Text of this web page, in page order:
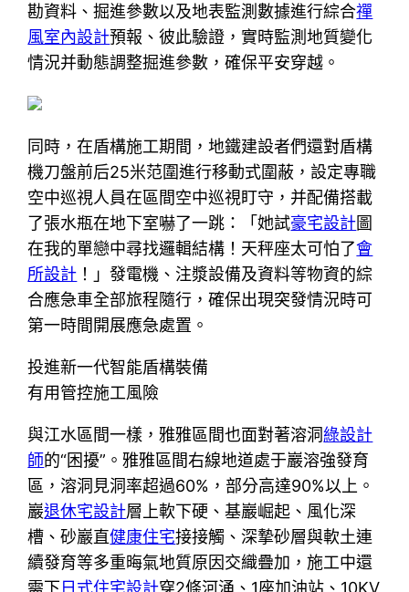
勘資料、掘進參數以及地表監測數據進行綜合禪
風室內設計預報、彼此驗證，實時監測地質變化
情況并動態調整掘進參數，確保平安穿越。
同時，在盾構施工期間，地鐵建設者們還對盾構
機刀盤前后25米范圍進行移動式圍蔽，設定專職
空中巡視人員在區間空中巡視盯守，并配備搭載
了張水瓶在地下室嚇了一跳：「她試豪宅設計圖
在我的單戀中尋找邏輯結構！天秤座太可怕了會
所設計 ！」發電機、注漿設備及資料等物資的綜
合應急車全部旅程隨行，確保出現突發情況時可
第一時間開展應急處置。
投進新一代智能盾構裝備
有用管控施工風險
與江水區間一樣，雅雅區間也面對著溶洞綠設計
師的“困擾”。雅雅區間右線地道處于巖溶強發育
區，溶洞見洞率超過60%，部分高達90%以上。
巖退休宅設計層上軟下硬、基巖崛起、風化深
槽、砂巖直健康住宅接接觸、深摯砂層與軟土連
續發育等多重晦氣地質原因交織疊加，施工中還
需下日式住宅設計穿2條河涌、1座加油站、10KV